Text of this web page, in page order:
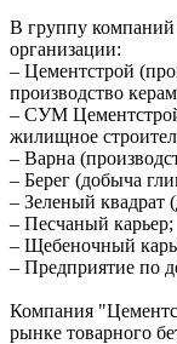
В группу
организации:
– Цементстрой
производство
– СУМ
жилищное
– Варна
– Берег (добыча
– Зеленый квадрат
– Песчаный карьер;
– Щебеночный
– Предприятие по
Компания
рынке товарного